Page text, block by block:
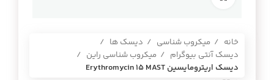
خانه میکروب شناسی
دیسک ها
دیسک آنتی بیوگرام
میکروب شناسی راین
ديسك اريترومايسين Erythromycin 15 MAST